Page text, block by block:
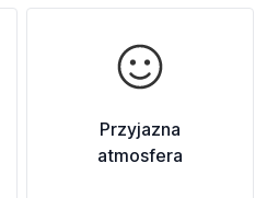
Przyjazna
atmosfera